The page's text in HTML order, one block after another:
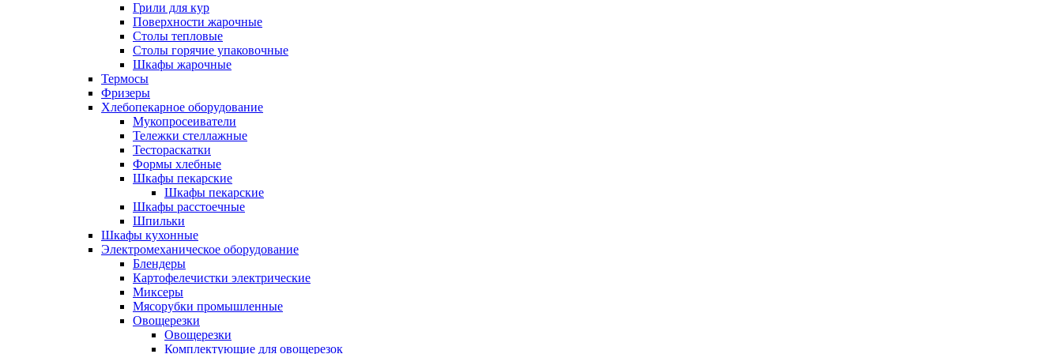
Грили для кур
Поверхности жарочные
Столы тепловые
Столы горячие упаковочные
Шкафы жарочные
Термосы
Фризеры
Хлебопекарное оборудование
Мукопросеиватели
Тележки стеллажные
Тестораскатки
Формы хлебные
Шкафы пекарские
Шкафы пекарские
Шкафы расстоечные
Шпильки
Шкафы кухонные
Электромеханическое оборудование
Блендеры
Картофелечистки электрические
Миксеры
Мясорубки промышленные
Овощерезки
Овощерезки
Комплектующие для овощерезок